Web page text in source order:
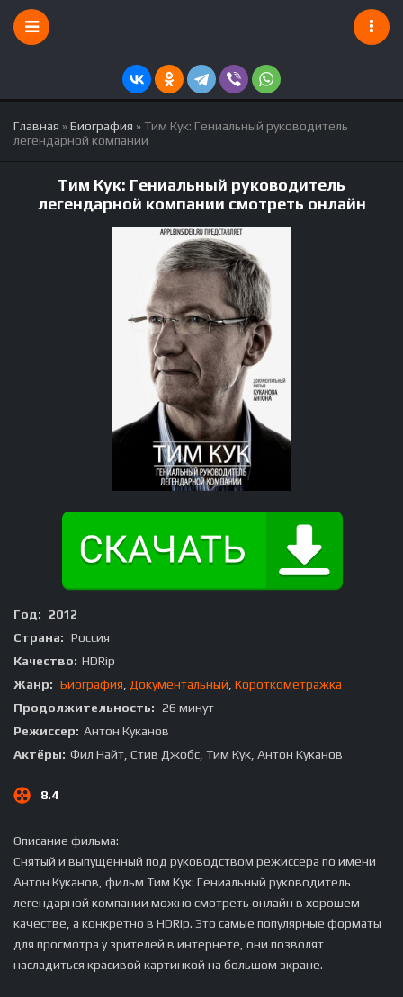
Главная »Биография » Тим Кук: Гениальный руководитель
легендарной компании
Тим Кук: Гениальный руководитель
легендарной компании смотреть онлайн
Год:
2012
Страна: Россия
Качество: HDRip
Жанр: Биография Документальный Короткометражка
Продолжительность: 26 минут
Режиссер: Антон Куканов
Актёры: Фил Найт, Стив Джобс, Тим Кук, Антон Куканов
8.4
Описание фильма:
Снятый и выпущенный под руководством режиссера по имени
Антон Куканов, фильм Тим Кук: Гениальный руководитель
легендарной компании можно смотреть онлайн в хорошем
качестве, а конкретно в HDRip. Это самые популярные форматы
для просмотра у зрителей в интернете, они позволят
насладиться красивой картинкой на большом экране.